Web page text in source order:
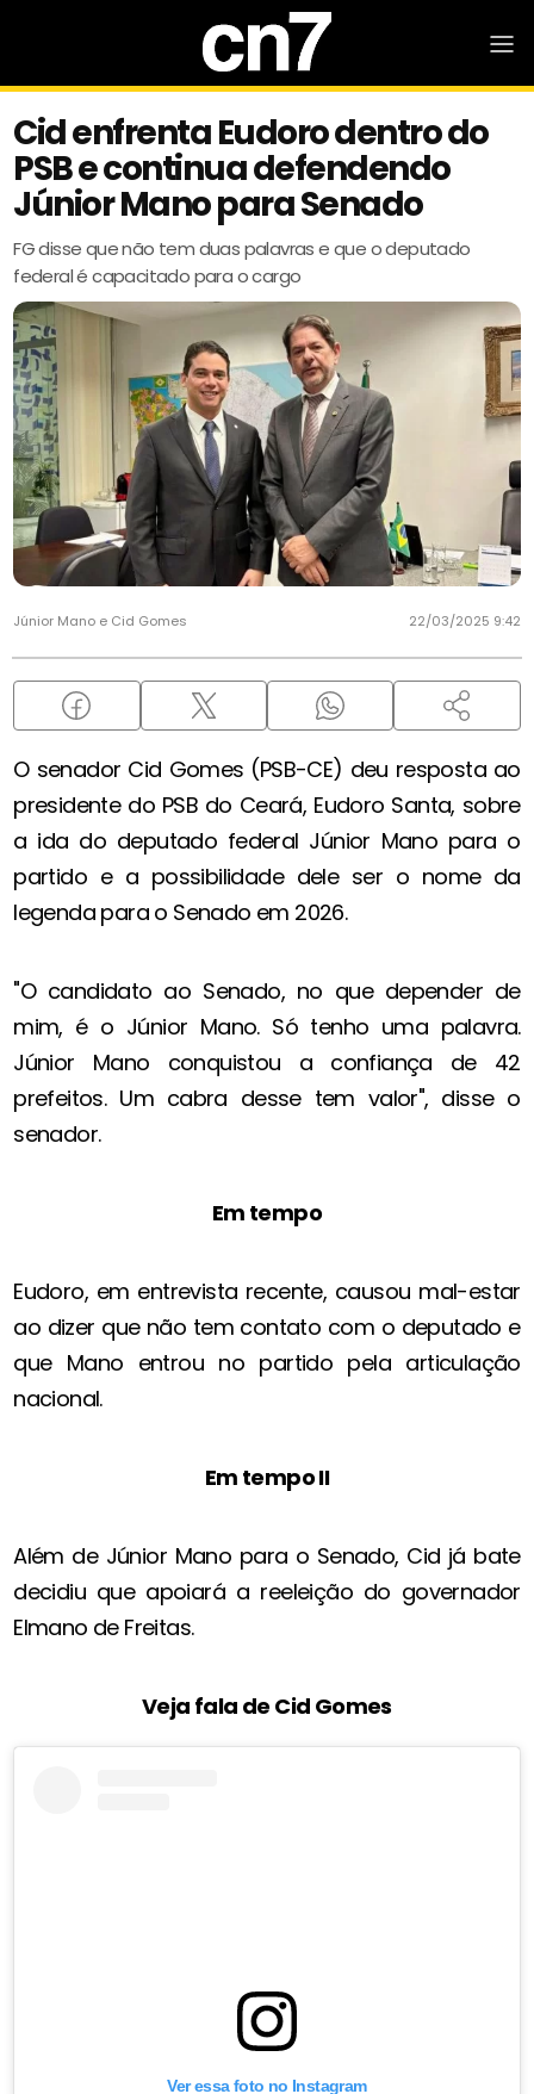
Cid enfrenta Eudoro dentro do
PSB e continua defendendo
Júnior Mano para Senado
FG disse que não tem duas palavras e que o deputado
federal é capacitado para o cargo
Júnior Mano e Cid Gomes 22/03/2025 9:42
O senador Cid Gomes (PSB-CE) deu resposta ao
presidente do PSB do Ceará, Eudoro Santa, sobre
a ida do deputado federal Júnior Mano para o
partido e a possibilidade dele ser o nome da
legenda para o Senado em 2026.
"O candidato ao Senado, no que depender de
mim, é o Júnior Mano. Só tenho uma palavra.
Júnior Mano conquistou a confiança de 42
prefeitos. Um cabra desse tem valor", disse o
senador.
Em tempo
Eudoro, em entrevista recente, causou mal-estar
ao dizer que não tem contato com o deputado e
que Mano entrou no partido pela articulação
nacional.
Em tempo II
Além de Júnior Mano para o Senado, Cid já bate
decidiu que apoiará a reeleição do governador
Elmano de Freitas.
Veja fala de Cid Gomes
Ver essa foto no Instagram